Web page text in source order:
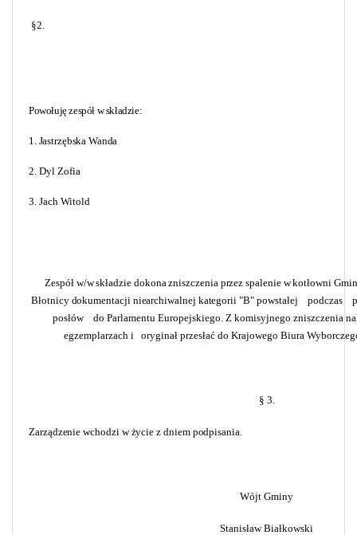
§2.
Powołuję zespół w składzie:
1. Jastrzębska Wanda
2. Dyl Zofia
3. Jach Witold
Zespół w/w składzie dokona zniszczenia przez spalenie w kotłowni
Błotnicy dokumentacji niearchiwalnej kategorii "B" powstałej podczas
posłów
do Parlamentu Europejskiego. Z komisyjnego zniszczenia
egzemplarzach i
oryginał przesłać do Krajowego Biura
§ 3.
Zarządzenie wchodzi w życie z dniem podpisania.
Wójt Gminy
Stanisław Białkowski